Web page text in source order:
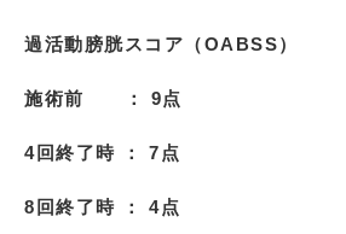
過活動膀胱スコア（OABSS）
施術前 ： 9点
4回終了時 ： 7点
8回終了時 ： 4点